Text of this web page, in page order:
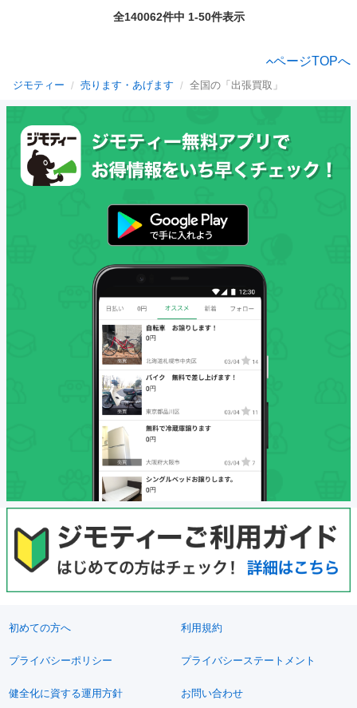
全140062件中 1-50件表示
ページTOPへ
ジモティー 売ります・あげます 全国の「出張買取」
初めての方へ 利用規約
プライバシーポリシー プライバシーステートメント
健全化に資する運用方針 お問い合わせ